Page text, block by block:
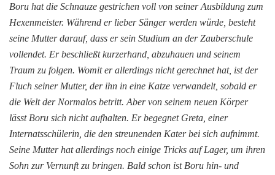
Boru hat die Schnauze gestrichen voll von seiner Ausbildung zum
Hexenmeister. Während er lieber Sänger werden würde, besteht
seine Mutter darauf, dass er sein Studium an der Zauberschule
vollendet. Er beschließt kurzerhand, abzuhauen und seinem
Traum zu folgen. Womit er allerdings nicht gerechnet hat, ist der
Fluch seiner Mutter, der ihn in eine Katze verwandelt, sobald er
die Welt der Normalos betritt. Aber von seinem neuen Körper
lässt Boru sich nicht aufhalten. Er begegnet Greta, einer
Internatsschülerin, die den streunenden Kater bei sich aufnimmt.
Seine Mutter hat allerdings noch einige Tricks auf Lager, um ihren
Sohn zur Vernunft zu bringen. Bald schon ist Boru hin- und